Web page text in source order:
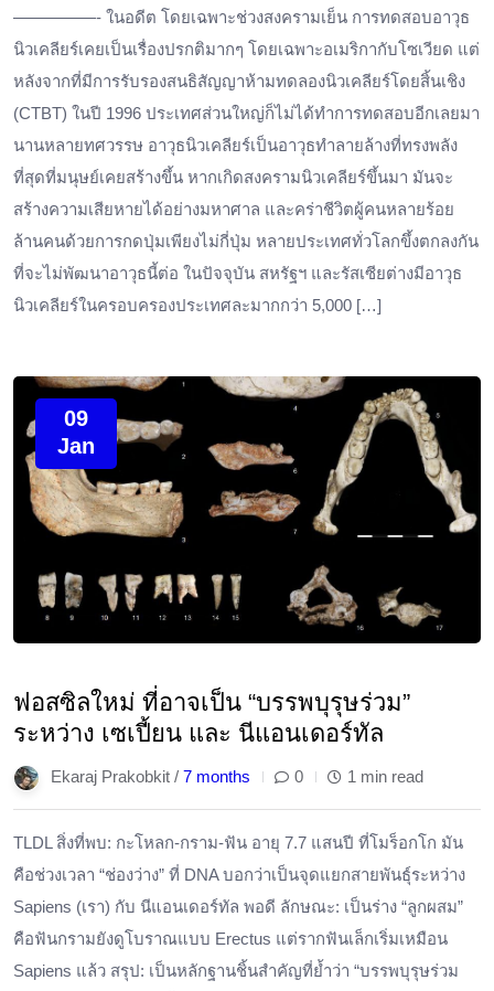
—————- ในอดีต โดยเฉพาะช่วงสงครามเย็น การทดสอบอาวุธ
นิวเคลียร์เคยเป็นเรื่องปรกติมากๆ โดยเฉพาะอเมริกากับโซเวียด แต่
หลังจากที่มีการรับรองสนธิสัญญาห้ามทดลองนิวเคลียร์โดยสิ้นเชิง
(CTBT) ในปี 1996 ประเทศส่วนใหญ่ก็ไม่ได้ทำการทดสอบอีกเลยมา
นานหลายทศวรรษ อาวุธนิวเคลียร์เป็นอาวุธทำลายล้างที่ทรงพลัง
ที่สุดที่มนุษย์เคยสร้างขึ้น หากเกิดสงครามนิวเคลียร์ขึ้นมา มันจะ
สร้างความเสียหายได้อย่างมหาศาล และคร่าชีวิตผู้คนหลายร้อย
ล้านคนด้วยการกดปุ่มเพียงไม่กี่ปุ่ม หลายประเทศทั่วโลกขึ้งตกลงกัน
ที่จะไม่พัฒนาอาวุธนี้ต่อ ในปัจจุบัน สหรัฐฯ และรัสเซียต่างมีอาวุธ
นิวเคลียร์ในครอบครองประเทศละมากกว่า 5,000 […]
09
Jan
ฟอสซิลใหม่ ที่อาจเป็น “บรรพบุรุษร่วม”
ระหว่าง เซเปี้ยน และ นีแอนเดอร์ทัล
Ekaraj Prakobkit / 7 months 0 1 min read
TLDL ​สิ่งที่พบ: กะโหลก-กราม-ฟัน อายุ 7.7 แสนปี ที่โมร็อกโก มัน
คือช่วงเวลา “ช่องว่าง” ที่ DNA บอกว่าเป็นจุดแยกสายพันธุ์ระหว่าง
Sapiens (เรา) กับ นีแอนเดอร์ทัล พอดี ​ลักษณะ: เป็นร่าง “ลูกผสม”
คือฟันกรามยังดูโบราณแบบ Erectus แต่รากฟันเล็กเริ่มเหมือน
Sapiens แล้ว ​สรุป: เป็นหลักฐานชิ้นสำคัญที่ย้ำว่า “บรรพบุรุษร่วม